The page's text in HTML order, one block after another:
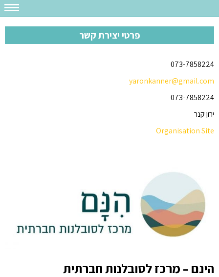
פרטי יצירת קשר
073-7858224
yaronkanner@gmail.com
073-7858224
ירון קנר
Organisation Site
הינם – מרכז לסובלנות חברתית